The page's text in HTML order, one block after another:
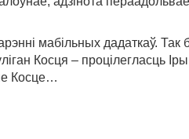
мабільных дадаткаў. Так
Косця – процілегласць
Косце…